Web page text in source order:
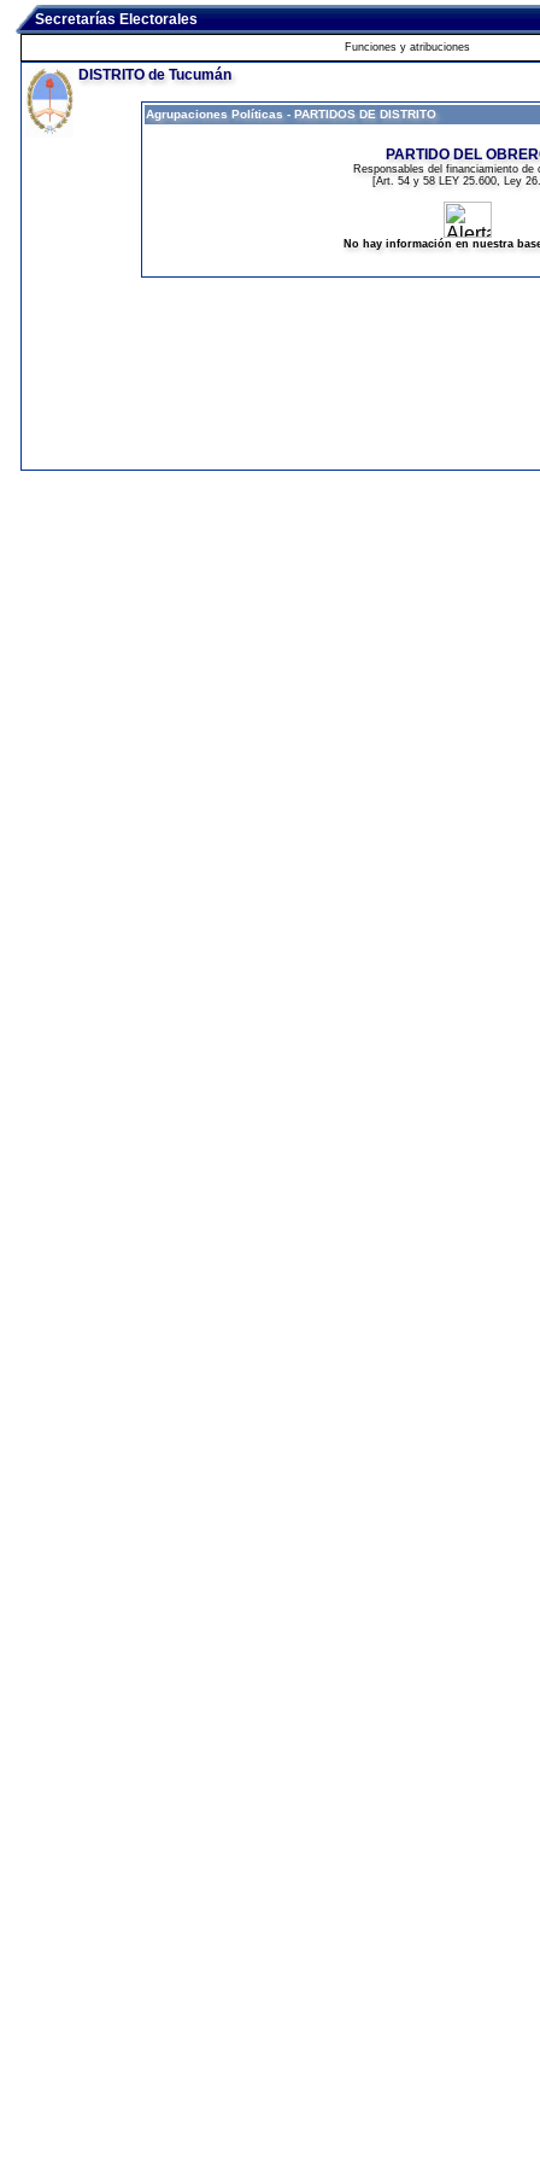
Secretarías Electorales
Funciones y atribuciones
DISTRITO de Tucumán
Agrupaciones Políticas - PARTIDOS DE DISTRITO
PARTIDO DEL
Responsables del financiamiento de
[Art. 54 y 58 LEY 25.600, Ley
No hay información en nuestra